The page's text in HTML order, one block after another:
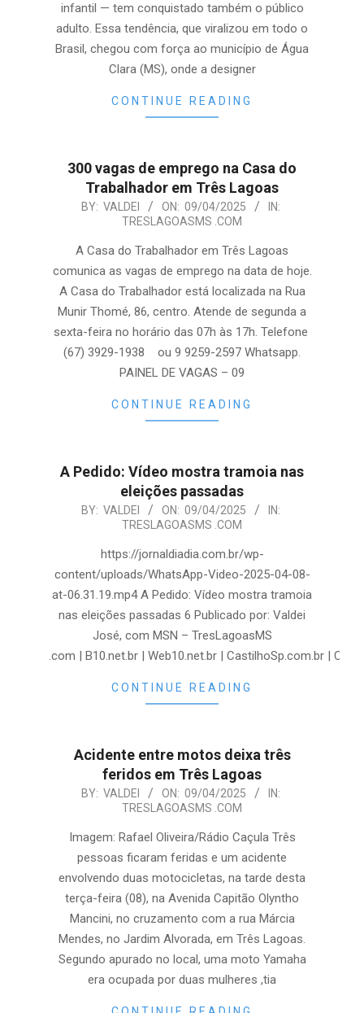
infantil — tem conquistado também o público
adulto. Essa tendência, que viralizou em todo o
Brasil, chegou com força ao município de Água
Clara (MS), onde a designer
CONTINUE READING
300 vagas de emprego na Casa do
Trabalhador em Três Lagoas
BY: VALDEI ON: 09/04/2025
IN:
TRESLAGOASMS .COM
A Casa do Trabalhador em Três Lagoas
comunica as vagas de emprego na data de hoje.
A Casa do Trabalhador está localizada na Rua
Munir Thomé, 86, centro. Atende de segunda a
sexta-feira no horário das 07h às 17h. Telefone
(67) 3929-1938 ou 9 9259-2597 Whatsapp.
PAINEL DE VAGAS – 09
CONTINUE READING
A Pedido: Vídeo mostra tramoia nas
eleições passadas
BY: VALDEI ON: 09/04/2025
IN:
TRESLAGOASMS .COM
https://jornaldiadia.com.br/wp-
content/uploads/WhatsApp-Video-2025-04-08-
at-06.31.19.mp4 A Pedido: Vídeo mostra tramoia
nas eleições passadas 6 Publicado por: Valdei
José, com MSN – TresLagoasMS
.com | B10.net.br | Web10.net.br | CastilhoSp.com.br |
CONTINUE READING
Acidente entre motos deixa três
feridos em Três Lagoas
BY: VALDEI ON: 09/04/2025
IN:
TRESLAGOASMS .COM
Imagem: Rafael Oliveira/Rádio Caçula Três
pessoas ficaram feridas e um acidente
envolvendo duas motocicletas, na tarde desta
terça-feira (08), na Avenida Capitão Olyntho
Mancini, no cruzamento com a rua Márcia
Mendes, no Jardim Alvorada, em Três Lagoas.
Segundo apurado no local, uma moto Yamaha
era ocupada por duas mulheres ,tia